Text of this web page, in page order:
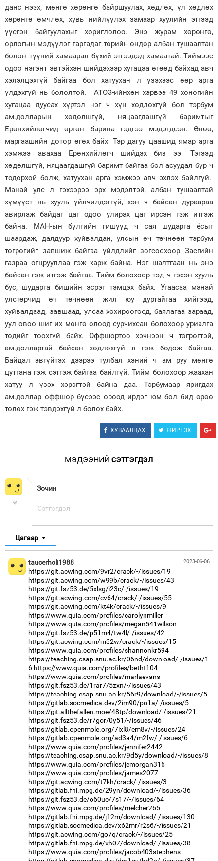
данс нээх, мөнгө хөрөнгө байршуулах, хөдлөх, үл хөдлөх
хөрөнгө өмчлөх, хувь нийлүүлэх замаар хуулийн этгээд
үүсгэн байгуулахыг хориглолоо. Энэ журам хөрөнгө,
орлогын мэдүүлэг гаргадаг төрийн өндөр албан тушаалтан
болон түүний хамаарал бүхий этгээдэд хамаатай. Тиймээс
одоо нэгэнт эвтэйхэн шийдэхээр хугацаа өгөөд байхад авч
хэлэлцэхгүй байгаа бол хатуухан л үзэхээс өөр арга
үлдэхгүй нь бололтой. АТОЗ-ийнхөн хэрвээ 49 хоногийн
хугацаа дуусах хүртэл нэг ч хүн хөдлөхгүй бол тэрбум
ам.долларын хөдөлш­гүй, няцаагдашгүй баримтыг
Ерөнхийлөгчид өргөн барина гэдгээ мэдэгдсэн. Өнөө,
маргаашийн дотор өгөх байх. Тэр дагуу цаашид ямар арга
хэмжээ авахаа Ерөнхийлөгч шийдэх биз ээ. Тэгээд
хөдөлшгүй, няцаагдашгүй баримт байгаа бол асуудал бүр ч
тодорхой болж, хатуухан арга хэмжээ авч эхлэх байлгүй.
Манай улс л гэхээрээ эрх мэдэлтэй, албан тушаалтай
хүмүүст нь хууль үйлчилдэггүй, хэн ч байсан дураараа
авирлаж байдаг цаг одоо улирах цаг ирсэн гэж итгэж
байна. МАН-ын бүлгийн гишүүд ч сая шударга ёсыг
шаардаж, далдуур хуйвалдан, улсын өч төчнөөн тэрбум
төгрөгийг завшиж байгаа үйлдлийг зогсоохоор Засгийн
газраа огцрууллаа гэж харж байна. Нэг шалтгаан нь энэ
байсан гэж итгэж байгаа. Тийм болохоор тэд ч гэсэн хууль
бус, шударга бишийн эсрэг тэмцэх байх. Угаасаа манай
улстөрчид өч төчнөөн жил юу дуртайгаа хийгээд,
хуйвалдаад, завшаад, улсаа хохироогоод, баялагаа зараад,
уул овоо шиг их мөнгө олоод сурчихсан болохоор уриалга
төдийг тоохгүй байх. Оффшортоо хэчнээн ч төгрөгтэй,
ам.доллартай байсан хөдлөхгүй л гэж бодож байгаа.
Байдал эвгүйтэх дээрээ тулбал хэний ч ам руу мөнгө
цутгана гэж сэтгэж байгаа байлгүй. Тийм болохоор жаахан
хатуу л үзэх хэрэгтэй байна даа. Тэрбумаар яригдах
ам.доллар оффшор бүсээс ороод ирдэг юм бол бид өрөө
төлөх гэж тэвдэхгүй л болох байх.
ХУВААЛЦАХ ЖИРГЭХ
МЭДЭЭНИЙ СЭТГЭГДЭЛ
Цагаар
2023-06-06
taucerholi1988
https://git.acwing.com/9vr2/crack/-/issues/19
https://git.acwing.com/w99b/crack/-/issues/43
https://git.fsz53.de/5xlsg/i23c/-/issues/19
https://git.acwing.com/cv64/crack/-/issues/55
https://git.acwing.com/kt4k/crack/-/issues/9
https://www.quia.com/profiles/carolynmiller
https://www.quia.com/profiles/megan541wilson
https://git.fsz53.de/p51m4/tw4l/-/issues/42
https://git.acwing.com/m32w/crack/-/issues/15
https://www.quia.com/profiles/shannonkr594
https://teaching.csap.snu.ac.kr/06nd/download/-/issues/1
6 https://www.quia.com/profiles/betht104
https://www.quia.com/profiles/marlaevans
https://git.fsz53.de/1rar7/5zxn/-/issues/43
https://teaching.csap.snu.ac.kr/56r9/download/-/issues/5
https://gitlab.socmedica.dev/2im90/po1a/-/issues/5
https://git.allthefallen.moe/48tp/download/-/issues/21
https://git.fsz53.de/r7gor/0y51/-/issues/46
https://gitlab.openmole.org/7ixl8/em8v/-/issues/24
https://gitlab.openmole.org/ad3a4/m2fw/-/issues/6
https://www.quia.com/profiles/jennifer2442
https://teaching.csap.snu.ac.kr/9d5y/download/-/issues/8
https://www.quia.com/profiles/jemorgan316
https://www.quia.com/profiles/james2077
https://git.acwing.com/t7kh/crack/-/issues/3
https://gitlab.fhi.mpg.de/29yn/download/-/issues/36
https://git.fsz53.de/o60uc/7s17/-/issues/64
https://www.quia.com/profiles/melcher265
https://gitlab.fhi.mpg.de/j12m/download/-/issues/130
https://gitlab.socmedica.dev/x62mr/r2s6/-/issues/21
https://git.acwing.com/go7q/crack/-/issues/25
https://gitlab.fhi.mpg.de/xh07/download/-/issues/38
https://www.quia.com/profiles/jacob403stephens